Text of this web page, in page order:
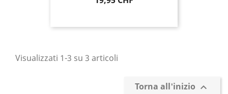
Visualizzati 1-3 su 3 articoli
Torna all'inizio 